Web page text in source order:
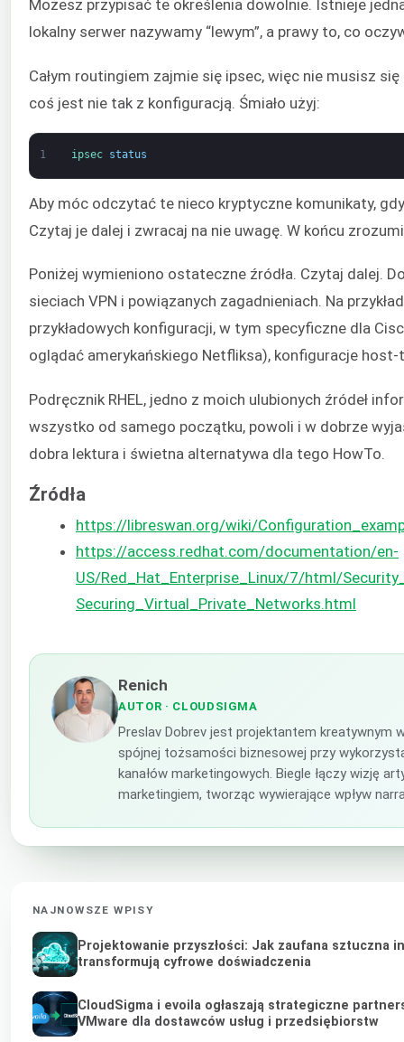
Możesz przypisać te określenia dowolnie. Istnieje
lokalny serwer nazywamy “lewym”, a prawy to, co
Całym routingiem zajmie się ipsec, więc nie musisz
coś jest nie tak z konfiguracją. Śmiało użyj:
1 ipsec status
Aby móc odczytać te nieco kryptyczne komunikaty,
Czytaj je dalej i zwracaj na nie uwagę. W końcu
Poniżej wymieniono ostateczne źródła. Czytaj dalej.
sieciach VPN i powiązanych zagadnieniach. Na
przykładowych konfiguracji, w tym specyficzne dla
oglądać amerykańskiego Netfliksa), konfiguracje
Podręcznik RHEL, jedno z moich ulubionych źródeł
wszystko od samego początku, powoli i w dobrze
dobra lektura i świetna alternatywa dla tego HowTo.
Źródła
https://libreswan.org/wiki/
https://access.redhat.com/documentation/en-
US/Red_Hat_Enterprise_Linux/7/html/
Securing_Virtual_Private_Networks.html
Renich
AUTOR · CLOUDSIGMA
Preslav Dobrev jest projektantem kreatywnym
spójnej tożsamości biznesowej przy
kanałów marketingowych. Biegle łączy wizję
marketingiem, tworząc wywierające wpływ
NAJNOWSZE WPISY
Projektowanie przyszłości: Jak zaufana sztuczna
transformują cyfrowe doświadczenia
CloudSigma i evoila ogłaszają strategiczne
VMware dla dostawców usług i przedsiębiorstw